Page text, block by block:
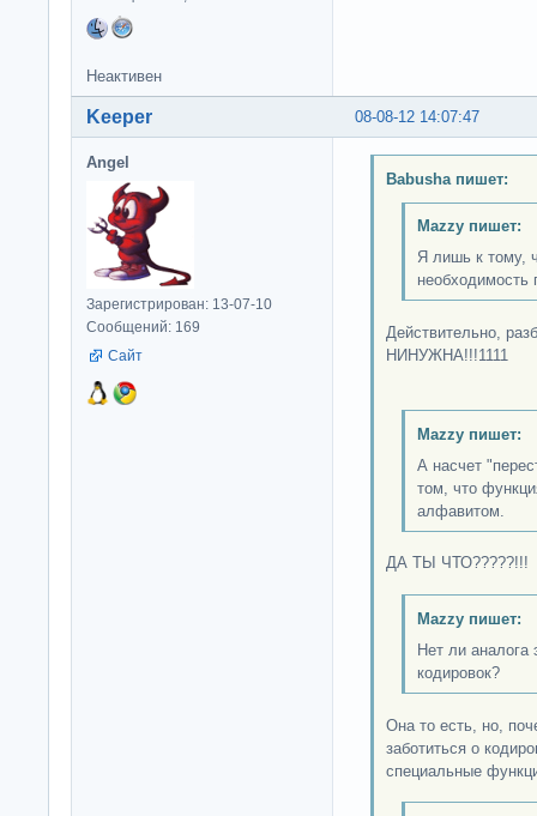
Неактивен
08-08-12 14:07:47
Keeper
Angel
Зарегистрирован: 13-07-10
Сообщений: 169
Сайт
Babusha пишет:
Mazzy пишет:
Я лишь к тому,
необходимость
Действительно,
НИНУЖНА!!!1111
Mazzy пишет:
А насчет
том, что
алфавитом.
ДА ТЫ ЧТО?????!!!
Mazzy пишет:
Нет ли аналога
кодировок?
Она то есть, но,
заботиться о
специальные